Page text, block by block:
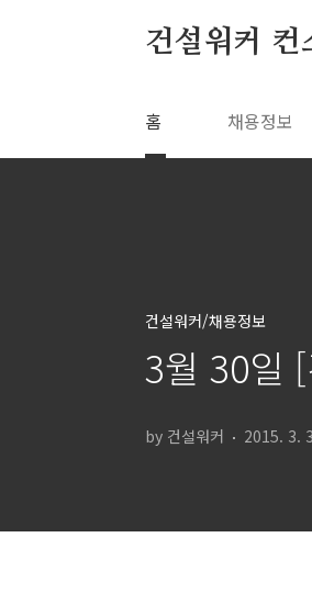
건설워커 컨
홈 채용정보
건설워커/채용정보
3월 30일
by 건설워커 2015. 3.